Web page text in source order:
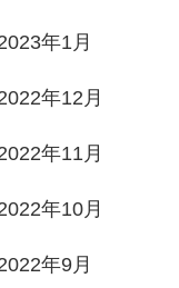
年1月
年12月
年11月
年10月
年9月